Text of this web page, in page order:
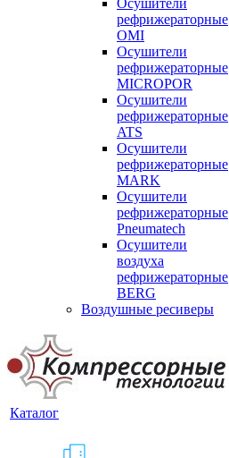
Осушители
рефрижераторные
OMI
Осушители
рефрижераторные
MICROPOR
Осушители
рефрижераторные
ATS
Осушители
рефрижераторные
MARK
Осушители
рефрижераторные
Pneumatech
Осушители
воздуха
рефрижераторные
BERG
Воздушные ресиверы
Каталог